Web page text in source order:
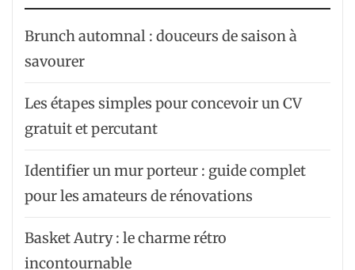
Brunch automnal : douceurs de saison à
savourer
Les étapes simples pour concevoir un CV
gratuit et percutant
Identifier un mur porteur : guide complet
pour les amateurs de rénovations
Basket Autry : le charme rétro
incontournable